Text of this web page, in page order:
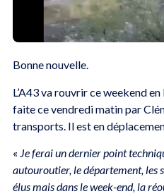
Bonne nouvelle.
L’A43 va rouvrir ce weekend en
faite ce vendredi matin par
transports. Il est en
« Je ferai un dernier point
autouroutier, le département, les
élus mais dans le week-end, la